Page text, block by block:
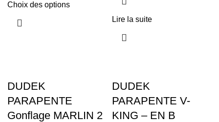
Choix des options
Lire la suite
DUDEK
PARAPENTE
Gonflage MARLIN 2
DUDEK
PARAPENTE V-
KING – EN B